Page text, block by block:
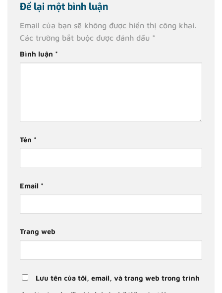
Để lại một bình luận
Email của bạn sẽ không được hiển thị công khai.
Các trường bắt buộc được đánh dấu *
Bình luận *
Tên *
Email *
Trang web
Lưu tên của tôi, email, và trang web trong trình